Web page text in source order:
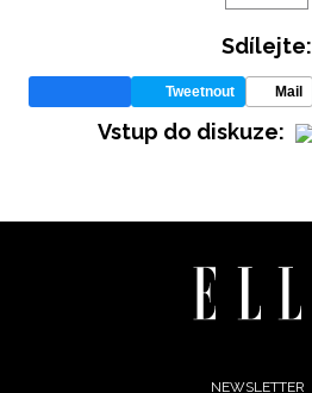
Sdílejte:
Tweetnout Mail
Vstup do diskuze:
NEWSLETTER